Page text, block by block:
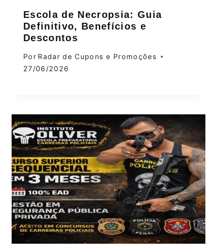
Escola de Necropsia: Guia
Definitivo, Benefícios e
Descontos
Por Radar de Cupons e Promoções
27/06/2026